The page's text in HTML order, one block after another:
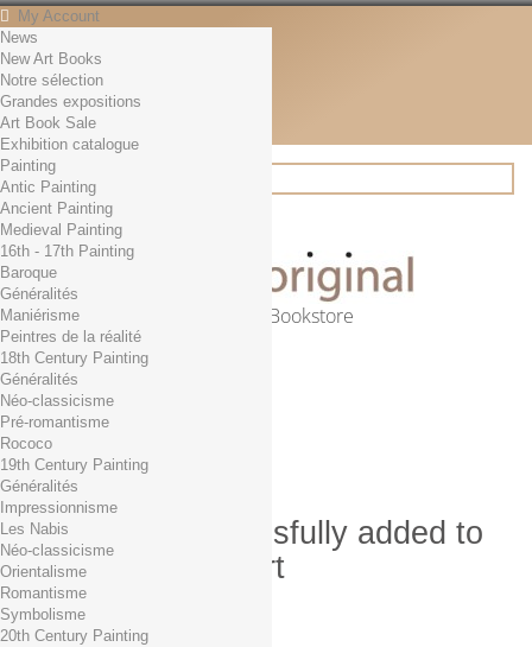
My Account
Contact
English
English
Français
News
Search
Online Art Bookstore
Cart (empty)
No products
Free shipping!
0,00 € Total
Check out
Product successfully added to
your shopping cart
Quantity
Total
News
New Art Books
Notre sélection
Grandes expositions
Art Book Sale
Exhibition catalogue
Painting
Antic Painting
Ancient Painting
Medieval Painting
16th - 17th Painting
Baroque
Généralités
Maniérisme
Peintres de la réalité
18th Century Painting
Généralités
Néo-classicisme
Pré-romantisme
Rococo
19th Century Painting
Généralités
Impressionnisme
Les Nabis
Néo-classicisme
Orientalisme
Romantisme
Symbolisme
20th Century Painting